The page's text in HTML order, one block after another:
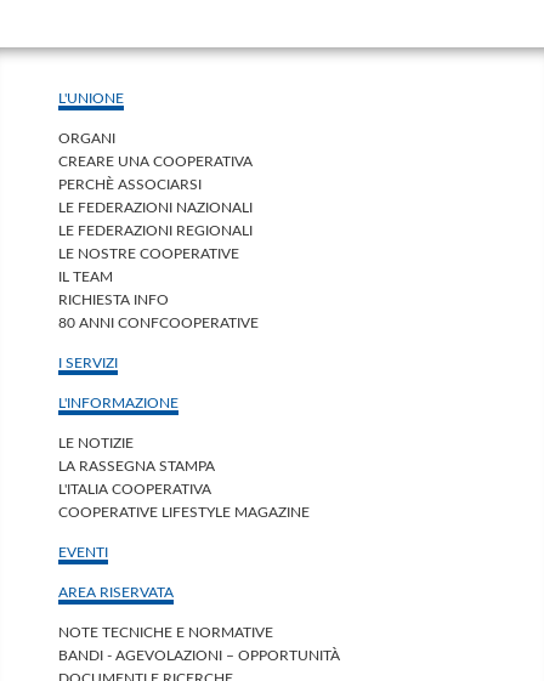
L'UNIONE
ORGANI
CREARE UNA COOPERATIVA
PERCHÈ ASSOCIARSI
LE FEDERAZIONI NAZIONALI
LE FEDERAZIONI REGIONALI
LE NOSTRE COOPERATIVE
IL TEAM
RICHIESTA INFO
80 ANNI CONFCOOPERATIVE
I SERVIZI
L'INFORMAZIONE
LE NOTIZIE
LA RASSEGNA STAMPA
L'ITALIA COOPERATIVA
COOPERATIVE LIFESTYLE MAGAZINE
EVENTI
AREA RISERVATA
NOTE TECNICHE E NORMATIVE
BANDI - AGEVOLAZIONI – OPPORTUNITÀ